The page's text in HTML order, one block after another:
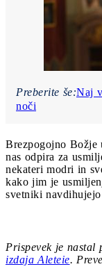
Preberite še:Naj
noči
Brezpogojno Božje
nas odpira za
nekateri modri in
kako jim je
svetniki
Prispevek je
izdaja Aleteie.